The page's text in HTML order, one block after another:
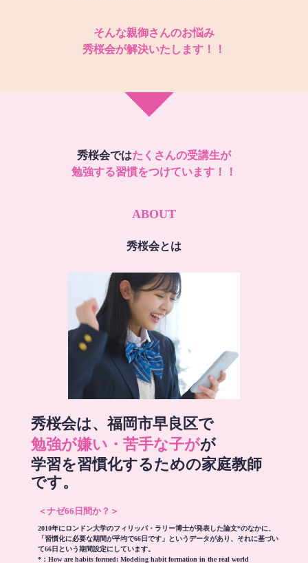
そんな親御さんのお悩み
秀桜会が解決いたします！！
秀桜会ではたくさんの受講生が
勉強する習慣をつけています！！
ABOUT
秀桜会とは
秀桜会は、福岡市早良区で
勉強が嫌い・苦手な子がが
学習を習慣化するための家庭教師
です。
＜ナゼ66日間か？＞
2010年にロンドン大学のフィリッパ・ラリー博士が発表した論文*のなかに、
「習慣化に必要な期間が平均で66日です」というデータがあり、それに基づい
て66日という期間設定にしています。
*： How are habits formed: Modeling habit formation in the real world